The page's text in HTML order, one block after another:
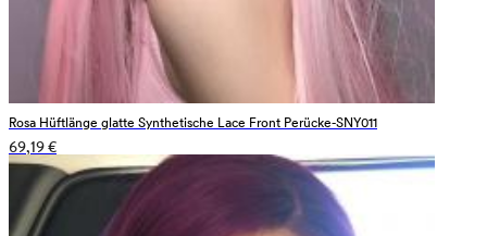
Rosa Hüftlänge glatte Synthetische Lace Front Perücke-SNY011
69,19 €